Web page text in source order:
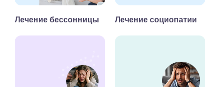
Лечение бессонницы Лечение социопатии